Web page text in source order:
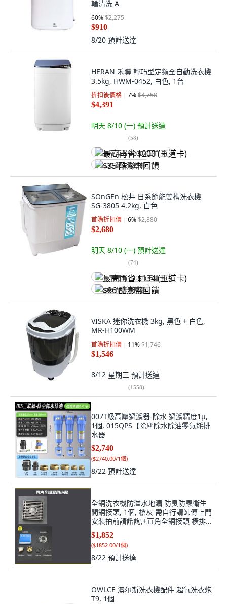
輪清洗 A
60%$2,275
$910
8/20 預計送達
HERAN 禾聯 輕巧型定頻全自動洗衣機
3.5kg, HWM-0452, 白色, 1台
折扣後價格 7%$4,758
$4,391
明天 8/10 (一) 預計送達
(58)
最高再省 $200 (王道卡)
$35 酷澎幣回饋
SOnGEn 松井 日系節能雙槽洗衣機
SG-3805 4.2kg, 白色
首購折扣價 6%$2,880
$2,680
明天 8/10 (一) 預計送達
(74)
最高再省 $134 (王道卡)
$86 酷澎幣回饋
VISKA 迷你洗衣機 3kg, 黑色 + 白色,
MR-H100WM
首購折扣價 11%$1,746
$1,546
8/12 星期三 預計送達
(1558)
007T級高壓過濾器-除水 過濾精度1μ,
1個, 015QPS【除塵除水除油零氣耗排
水器
$2,740
($2740.00/1個)
8/22 預計送達
全銅洗衣機防溢水地漏 防臭防蟲衛生
間銅接頭, 1個, 槍灰 需自行請師傅上門
安裝拍前請諮詢,+直角全銅接頭 橫排
*1
$1,852
($1852.00/1個)
8/22 預計送達
OWLCE 澳尔斯洗衣機配件 超氧洗衣炮
T9, 1個